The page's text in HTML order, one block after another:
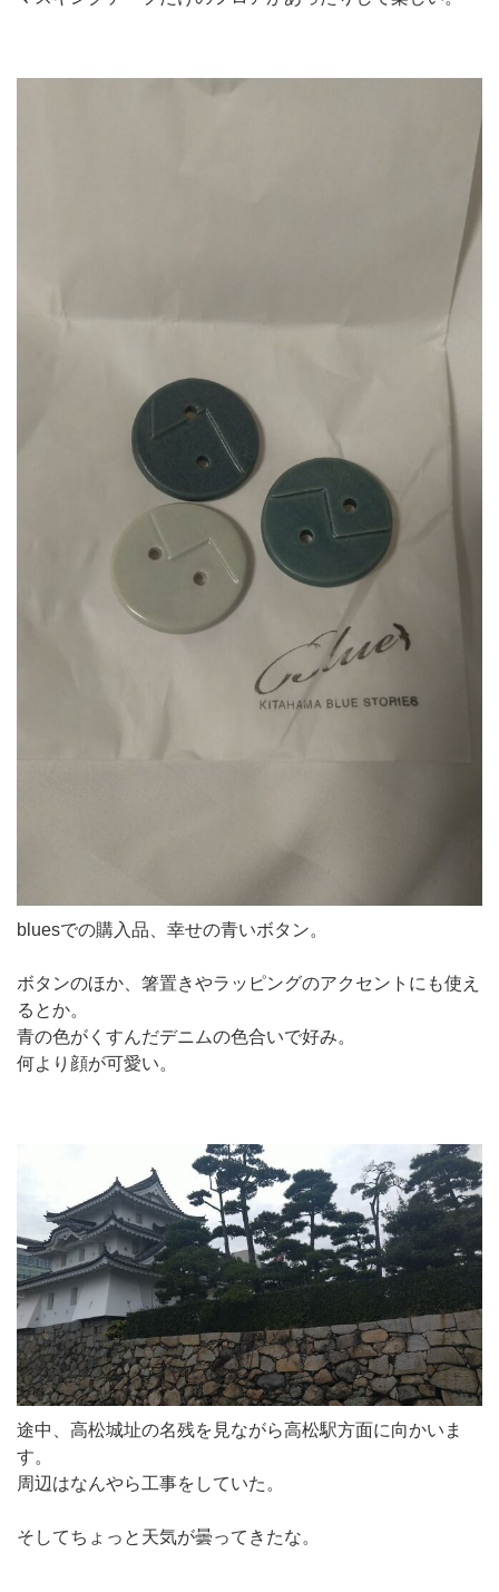
bluesでの購入品、幸せの青いボタン。
ボタンのほか、箸置きやラッピングのアクセントにも使え
るとか。
青の色がくすんだデニムの色合いで好み。
何より顔が可愛い。
途中、高松城址の名残を見ながら高松駅方面に向かいま
す。
周辺はなんやら工事をしていた。
そしてちょっと天気が曇ってきたな。